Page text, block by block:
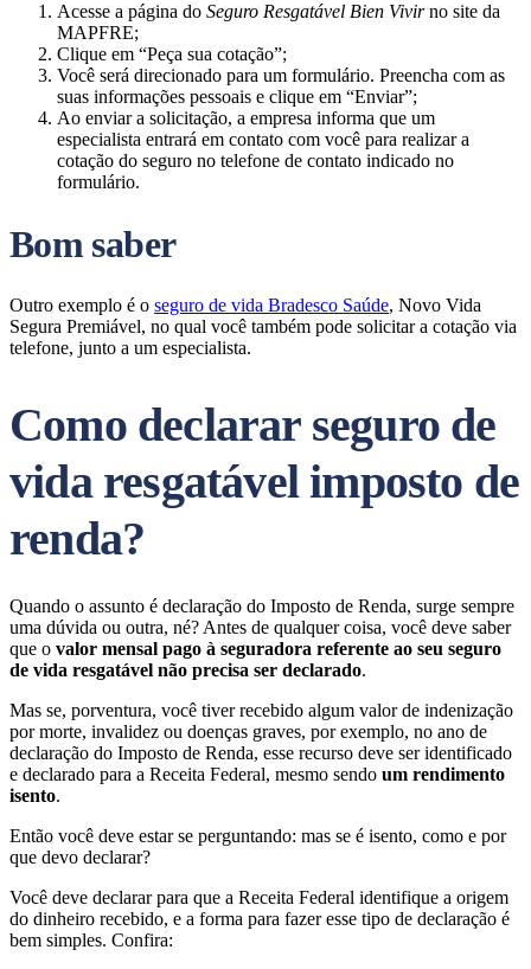
Acesse a página do Seguro Resgatável Bien Vivirno site da
MAPFRE;
Clique em “Peça sua cotação”;
Você será direcionado para um formulário. Preencha com as
suas informações pessoais e clique em “Enviar”;
Ao enviar a solicitação, a empresa informa que um
especialista entrará em contato com você para realizar a
cotação do seguro no telefone de contato indicado no
formulário.
Bom saber
Outro exemplo é o seguro de vida Bradesco Saúde, Novo Vida
Segura Premiável, no qual você também pode solicitar a cotação via
telefone, junto a um especialista.
Como declarar seguro de
vida resgatável imposto de
renda?
Quando o assunto é declaração do Imposto de Renda, surge sempre
uma dúvida ou outra, né? Antes de qualquer coisa, você deve saber
que o valor mensal pago à seguradora referente ao seu seguro
de vida resgatável não precisa ser declarado.
Mas se, porventura, você tiver recebido algum valor de indenização
por morte, invalidez ou doenças graves, por exemplo, no ano de
declaração do Imposto de Renda, esse recurso deve ser identificado
e declarado para a Receita Federal, mesmo sendo um rendimento
isento.
Então você deve estar se perguntando: mas se é isento, como e por
que devo declarar?
Você deve declarar para que a Receita Federal identifique a origem
do dinheiro recebido, e a forma para fazer esse tipo de declaração é
bem simples. Confira: